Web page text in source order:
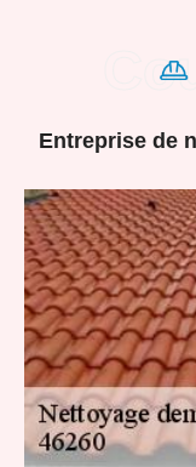
Entreprise de